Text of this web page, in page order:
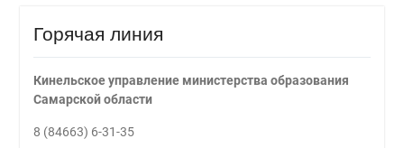
Горячая линия
Кинельское управление министерства образования
Самарской области
8 (84663) 6-31-35